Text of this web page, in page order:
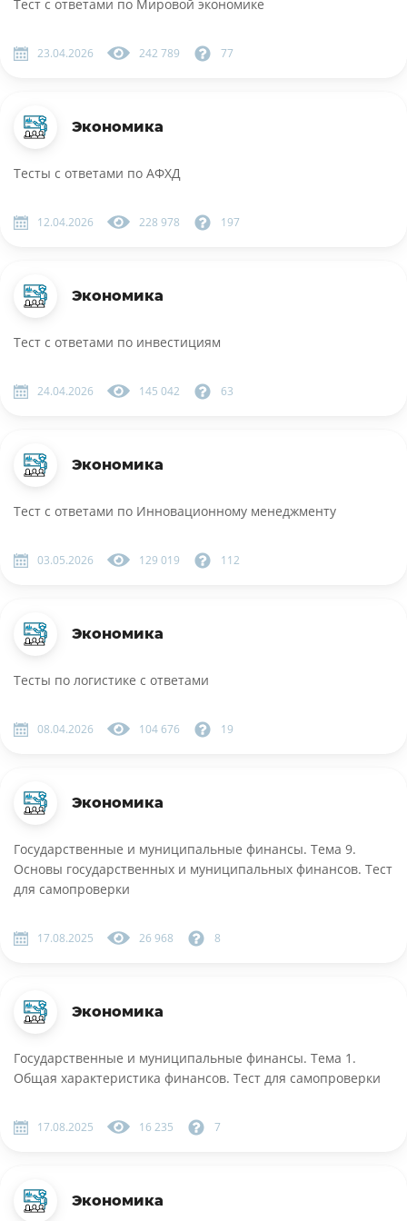
Тест с ответами по Мировой экономике
23.04.2026 242 789 77
Экономика
Тесты с ответами по АФХД
12.04.2026 228 978 197
Экономика
Тест с ответами по инвестициям
24.04.2026 145 042 63
Экономика
Тест с ответами по Инновационному менеджменту
03.05.2026 129 019 112
Экономика
Тесты по логистике с ответами
08.04.2026 104 676 19
Экономика
Государственные и муниципальные финансы. Тема 9.
Основы государственных и муниципальных финансов. Тест
для самопроверки
17.08.2025 26 968 8
Экономика
Государственные и муниципальные финансы. Тема 1.
Общая характеристика финансов. Тест для самопроверки
17.08.2025 16 235 7
Экономика